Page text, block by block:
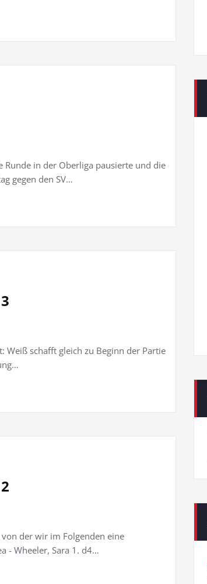
Runde in der Oberliga pausierte und die
gegen den SV…
Weiß schafft gleich zu Beginn der Partie
der wir im Folgenden eine
- Wheeler, Sara 1. d4…